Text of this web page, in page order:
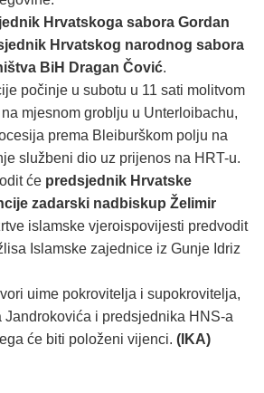
Hrvatskoga sabora Gordan
Hrvatskog narodnog sabora
BiH Dragan Čović.
počinje u subotu u 11 sati molitvom
mjesnom groblju u Unterloibachu,
prema Bleiburškom polju na
službeni dio uz prijenos na HRT-u.
će predsjednik Hrvatske
zadarski nadbiskup Želimir
islamske vjeroispovijesti predvodit
Islamske zajednice iz Gunje Idriz
uime pokrovitelja i supokrovitelja,
Jandrokovića i predsjednika HNS-a
će biti položeni vijenci. (IKA)